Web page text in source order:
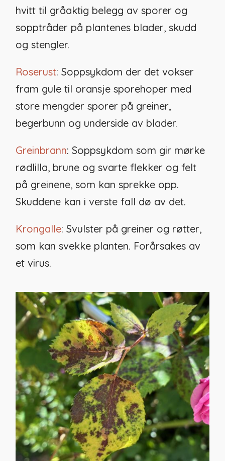
hvitt til gråaktig belegg av sporer og
sopptråder på plantenes blader, skudd
og stengler.
Roserust: Soppsykdom der det vokser
fram gule til oransje sporehoper med
store mengder sporer på greiner,
begerbunn og underside av blader.
Greinbrann: Soppsykdom som gir mørke
rødlilla, brune og svarte flekker og felt
på greinene, som kan sprekke opp.
Skuddene kan i verste fall dø av det.
Krongalle: Svulster på greiner og røtter,
som kan svekke planten. Forårsakes av
et virus.